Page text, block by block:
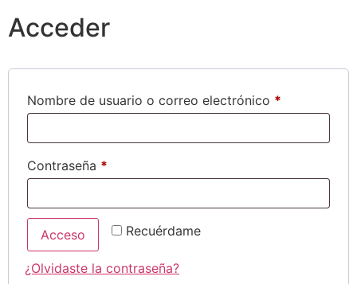
Acceder
Nombre de usuario o correo electrónico *
Contraseña *
Recuérdame
Acceso
¿Olvidaste la contraseña?